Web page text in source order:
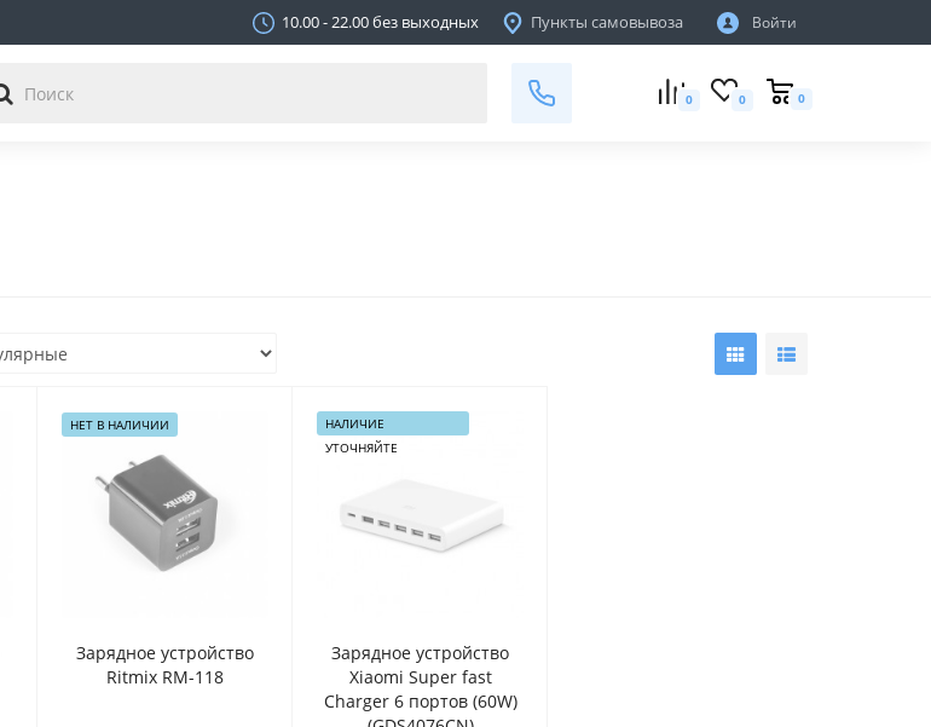
10.00 - 22.00 без выходных Пункты самовывоза Войти
0 0 0
ТЦ "ПОДЗЕМНЫЙ ГОРОД", Пав. 138
г.Минск,пр-т. Партизанский 81Е
НЕТ В НАЛИЧИИ
Зарядное устройство
Ritmix RM-118
НАЛИЧИЕ
УТОЧНЯЙТЕ
Зарядное устройство
Xiaomi Super fast
Charger 6 портов (60W)